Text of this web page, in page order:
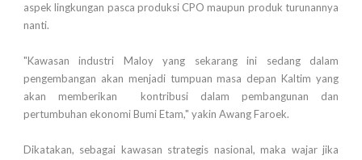
aspek lingkungan pasca produksi CPO maupun produk turunannya
nanti.
"Kawasan industri Maloy yang sekarang ini sedang dalam
pengembangan akan menjadi tumpuan masa depan Kaltim yang
akan memberikan kontribusi dalam pembangunan dan
pertumbuhan ekonomi Bumi Etam," yakin Awang Faroek.
Dikatakan, sebagai kawasan strategis nasional, maka wajar jika